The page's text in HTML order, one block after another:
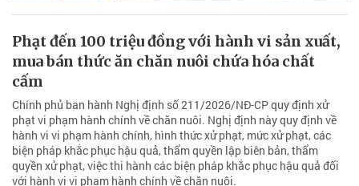
hành vi vi phạm hành chính, hình thức xử phạt, mức xử phạt, các
biện pháp khắc phục hậu quả, thẩm quyền lập biên bản, thẩm
quyền xử phạt, việc thi hành các biện pháp khắc phục hậu quả đối
với hành vi vi phạm hành chính về chăn nuôi.